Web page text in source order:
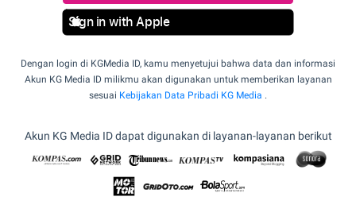
Sign in with Apple
Dengan login di KGMedia ID, kamu menyetujui bahwa data dan informasi
Akun KG Media ID milikmu akan digunakan untuk memberikan layanan
sesuai Kebijakan Data Pribadi KG Media .
Akun KG Media ID dapat digunakan di layanan-layanan berikut